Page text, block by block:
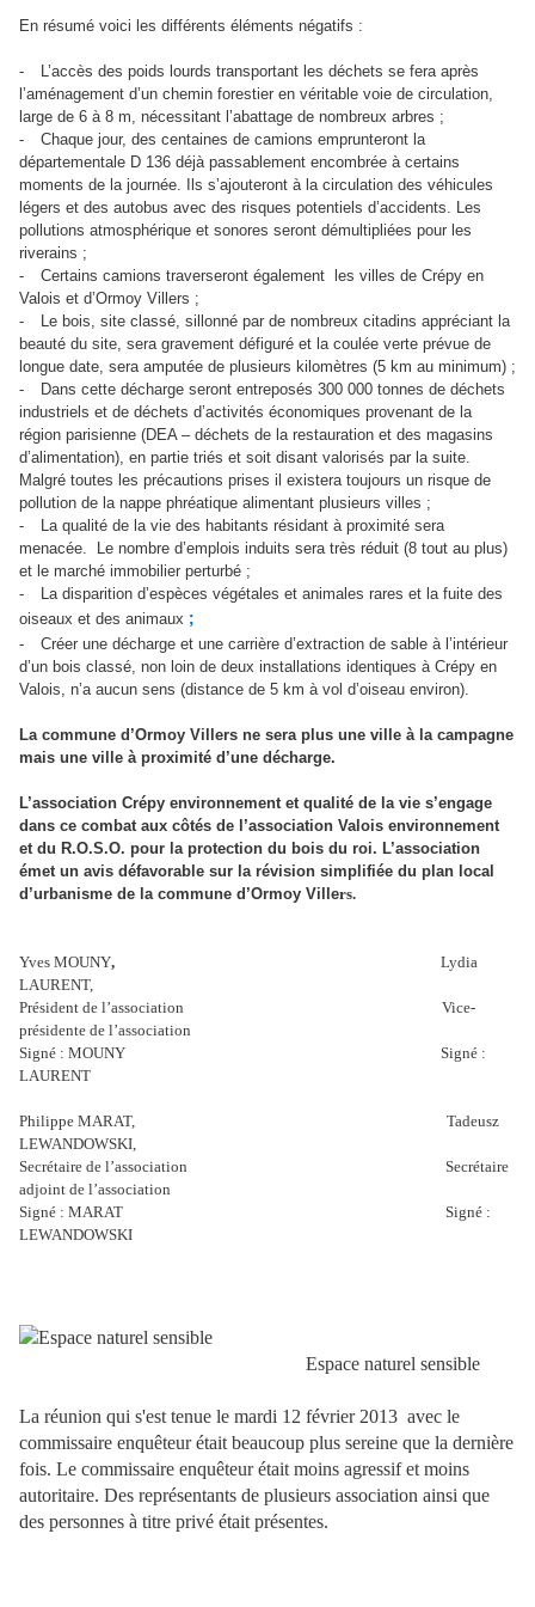
En résumé voici les différents éléments négatifs :
-
L’accès des poids lourds transportant les déchets se fera après
l’aménagement d’un chemin forestier en véritable voie de circulation,
large de 6 à 8 m, nécessitant l’abattage de nombreux arbres ;
-
Chaque jour, des centaines de camions emprunteront la
départementale D 136 déjà passablement encombrée à certains
moments de la journée. Ils s’ajouteront à la circulation des véhicules
légers et des autobus avec des risques potentiels d’accidents. Les
pollutions atmosphérique et sonores seront démultipliées pour les
riverains ;
-
Certains camions traverseront également
les villes de Crépy en
Valois et d’Ormoy Villers ;
-
Le bois, site classé, sillonné par de nombreux citadins appréciant la
beauté du site, sera gravement défiguré et la coulée verte prévue de
longue date, sera amputée de plusieurs kilomètres (5 km au minimum) ;
-
Dans cette décharge seront entreposés 300 000 tonnes de déchets
industriels et de déchets d’activités économiques provenant de la
région parisienne (DEA – déchets de la restauration et des magasins
d’alimentation), en partie triés et soit disant valorisés par la suite.
Malgré toutes les précautions prises il existera toujours un risque de
pollution de la nappe phréatique alimentant plusieurs villes ;
-
La qualité de la vie des habitants résidant à proximité sera
menacée.
Le nombre d’emplois induits sera très réduit (8 tout au plus)
et le marché immobilier perturbé ;
-
La disparition d’espèces végétales et animales rares et la fuite des
oiseaux et des animaux ;
-
Créer une décharge et une carrière d’extraction de sable à l’intérieur
d’un bois classé, non loin de deux installations identiques à Crépy en
Valois, n’a aucun sens (distance de 5 km à vol d’oiseau environ).
La commune d’Ormoy Villers ne sera plus une ville à la campagne
mais une ville à proximité d’une décharge.
L’association Crépy environnement et qualité de la vie s’engage
dans ce combat aux côtés de l’association Valois environnement
et du R.O.S.O. pour la protection du bois du roi. L’association
émet un avis défavorable sur la révision simplifiée du plan local
d’urbanisme de la commune d’Ormoy Villers.
Yves MOUNY,
Lydia
LAURENT,
Président de l’association
Vice-
présidente de l’association
Signé : MOUNY
Signé :
LAURENT
Philippe MARAT,
Tadeusz
LEWANDOWSKI,
Secrétaire de l’association
Secrétaire
adjoint de l’association
Signé : MARAT
Signé :
LEWANDOWSKI
Espace naturel sensible
La réunion qui s'est tenue le mardi 12 février 2013 avec le
commissaire enquêteur était beaucoup plus sereine que la dernière
fois. Le commissaire enquêteur était moins agressif et moins
autoritaire. Des représentants de plusieurs association ainsi que
des personnes à titre privé était présentes.